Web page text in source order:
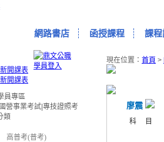
網路書店 函授課程 課
高普考(普考)
現在位置： 首頁 >
廖震
科目